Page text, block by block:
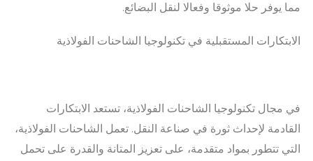
مما يوفر حلا موثوقا وفعالا لنقل البضائع.
الابتكارات المستقبلية في تكنولوجيا الشاحنات الفولاذية
في مجال تكنولوجيا الشاحنات الفولاذية، تستعد الابتكارات
القادمة لإحداث ثورة في صناعة النقل. تعمل الشاحنات الفولاذية،
التي تتطور بمواد متقدمة، على تعزيز المتانة والقدرة على تحمل